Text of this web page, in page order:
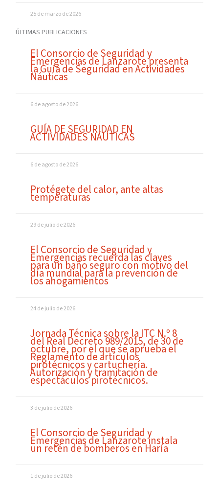
25 de marzo de 2026
ÚLTIMAS PUBLICACIONES
El Consorcio de Seguridad y
Emergencias de Lanzarote presenta
la Guía de Seguridad en Actividades
Náuticas
6 de agosto de 2026
GUÍA DE SEGURIDAD EN
ACTIVIDADES NÁUTICAS
6 de agosto de 2026
Protégete del calor, ante altas
temperaturas
29 de julio de 2026
El Consorcio de Seguridad y
Emergencias recuerda las claves
para un baño seguro con motivo del
día mundial para la prevención de
los ahogamientos
24 de julio de 2026
Jornada Técnica sobre la ITC N.º 8
del Real Decreto 989/2015, de 30 de
octubre, por el que se aprueba el
Reglamento de artículos
pirotécnicos y cartuchería.
Autorización y tramitación de
espectáculos pirotécnicos.
3 de julio de 2026
El Consorcio de Seguridad y
Emergencias de Lanzarote instala
un retén de bomberos en Haría
1 de julio de 2026